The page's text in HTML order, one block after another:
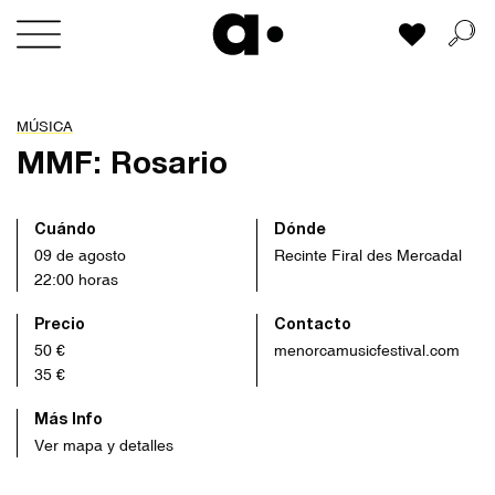
Skip
Mi lista
MÚSICA
MMF: Rosario
Cuándo
09 de agosto
22:00 horas
Dónde
Recinte Firal des Mercadal
Precio
50 €
35 €
Contacto
menorcamusicfestival.com
Más Info
Ver mapa y detalles